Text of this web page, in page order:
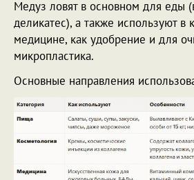
Медуз ловят в основном для еды
деликатес), а также используют в
медицине, как удобрение и для
микропластика.
Основные направления